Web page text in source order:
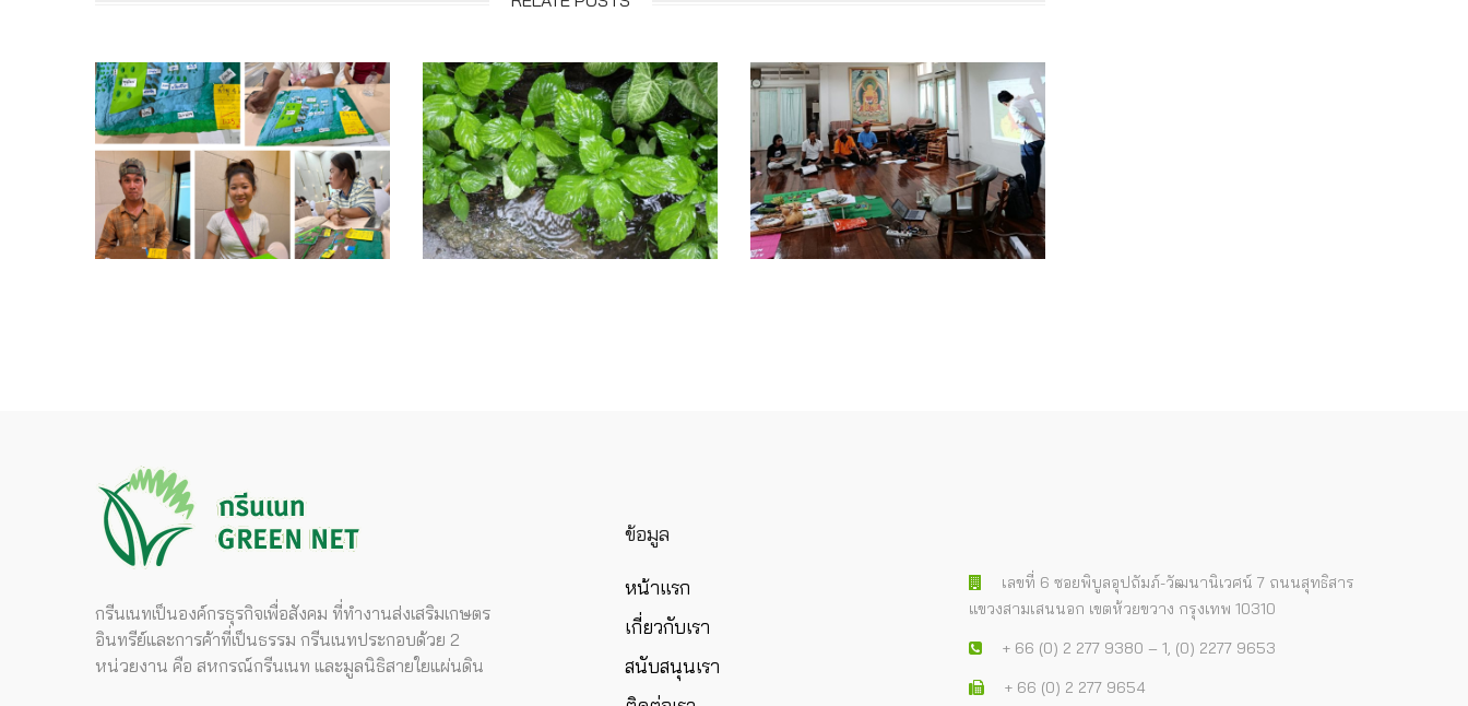
กรีนเนทเป็นองค์กรธุรกิจเพื่อสังคม ที่ทำงานส่งเสริมเกษตร
อินทรีย์และการค้าที่เป็นธรรม กรีนเนทประกอบด้วย 2
หน่วยงาน คือ สหกรณ์กรีนเนท และมูลนิธิสายใยแผ่นดิน
ข้อมูล
หน้าแรก
เกี่ยวกับเรา
สนับสนุนเรา
เลขที่ 6 ซอยพิบูลอุปถัมภ์-วัฒนานิเวศน์ 7 ถนนสุทธิสาร
แขวงสามเสนนอก เขตห้วยขวาง กรุงเทพ 10310
+ 66 (0) 2 277 9380 – 1, (0) 2277 9653
+ 66 (0) 2 277 9654